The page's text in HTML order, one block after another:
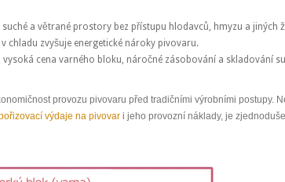
a větrané prostory bez přístupu hlodavců, hmyzu a jiných
chladu zvyšuje energetické nároky pivovaru.
vysoká cena varného bloku, náročné zásobování a skladování
provozu pivovaru před tradičními výrobními postupy.
výdaje na pivovar i jeho provozní náklady, je